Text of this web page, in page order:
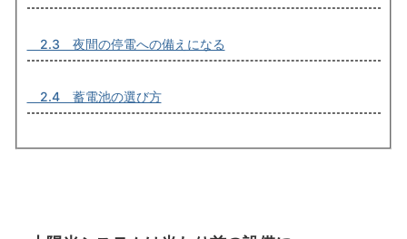
2.3 夜間の停電への備えになる
2.4 蓄電池の選び方